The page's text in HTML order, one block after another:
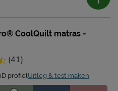
CoolQuilt matras -
(41)
profielUitleg & test maken